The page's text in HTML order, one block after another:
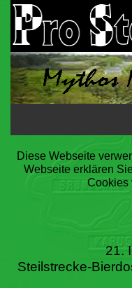
Startseite
Steilstrecke
Literatur
Diese Webseite
Webseite erklären
Cookies
21.
Steilstrecke-